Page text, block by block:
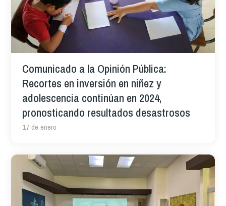
Comunicado a la Opinión Pública:
Recortes en inversión en niñez y
adolescencia continúan en 2024,
pronosticando resultados desastrosos
17 de enero